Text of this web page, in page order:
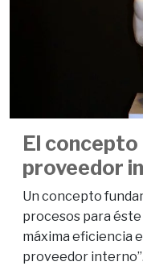
El
proveedor
Un concepto
procesos para éste
máxima eficiencia
proveedor interno”.